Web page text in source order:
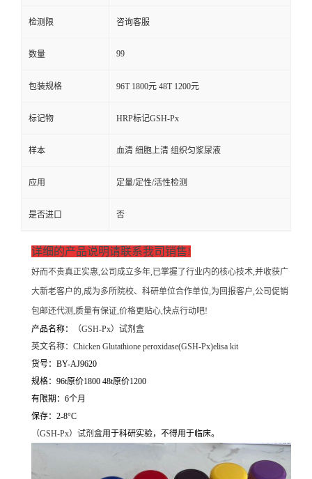
检测限 咨询客服
数量 99
包装规格 96T 1800元 48T 1200元
标记物 HRP标记GSH-Px
样本 血清 细胞上清 组织匀浆尿液
应用 定量/定性/活性检测
是否进口 否
详细的产品说明请联系我司销售!
好而不贵真正实惠,公司成立多年,已掌握了行业内的核心技术,并收获广
大新老客户的,成为多所院校、科研单位合作单位,为回报客户,公司促销
包邮还代测,质量有保证,价格更贴心,快点行动吧!
产品名称：
（GSH-Px）试剂盒
英文名称： Chicken Glutathione peroxidase(GSH-Px)elisa kit
货号：BY-AJ9620
规格：96t原价1800 48t原价1200
有限期：6个月
保存：2-8°C
（GSH-Px）试剂盒用于科研实验，不得用于临床。